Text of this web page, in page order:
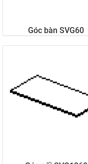
Góc bàn SVG60